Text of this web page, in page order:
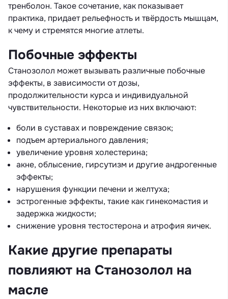
тренболон. Такое сочетание, как показывает
практика, придает рельефность и твёрдость мышцам,
к чему и стремятся многие атлеты.
Побочные эффекты
Станозолол может вызывать различные побочные
эффекты, в зависимости от дозы,
продолжительности курса и индивидуальной
чувствительности. Некоторые из них включают:
боли в суставах и повреждение связок;
подъем артериального давления;
увеличение уровня холестерина;
акне, облысение, гирсутизм и другие андрогенные
эффекты;
нарушения функции печени и желтуха;
эстрогенные эффекты, такие как гинекомастия и
задержка жидкости;
снижение уровня тестостерона и атрофия яичек.
Какие другие препараты
повлияют на Станозолол на
масле